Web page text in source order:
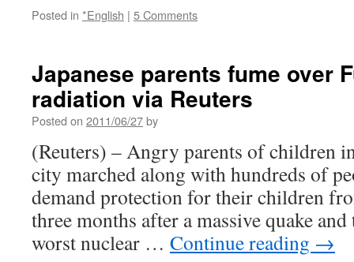
Posted in *English | 5 Comments
Japanese parents fume over
radiation via Reuters
Posted on 2011/06/27by
(Reuters) – Angry parents of children
city marched along with hundreds of
demand protection for their children
three months after a massive quake
worst nuclear … Continue reading →